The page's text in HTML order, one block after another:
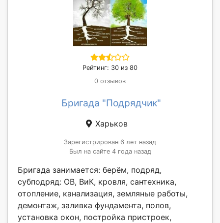
Рейтинг: 30 из 80
0 отзывов
Бригада "Подрядчик"
Харьков
Зарегистрирован 6 лет назад
Был на сайте 4 года назад
Бригада занимается: берём, подряд,
субподряд: ОВ, ВиК, кровля, сантехника,
отопление, канализация, земляные работы,
демонтаж, заливка фундамента, полов,
установка окон, постройка пристроек,